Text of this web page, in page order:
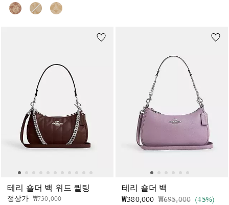
테리 숄더 백 위드 퀼팅
정상가 가격 인하 전
₩730,000인하됨
테리 숄더 백
₩380,000 가격 인하 전
₩695,000인하됨
(45%)